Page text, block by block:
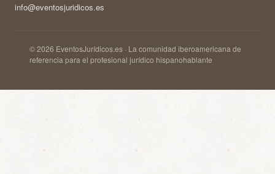
info@eventosjuridicos.es
© 2026 EventosJurídicos.es · La comunidad iberoamericana de
referencia para el profesional jurídico hispanohablante